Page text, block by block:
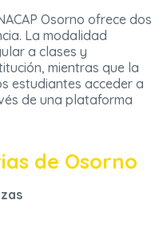
Osorno ofrece dos
La modalidad
a clases y
mientras que la
estudiantes acceder a
de una plataforma
de Osorno